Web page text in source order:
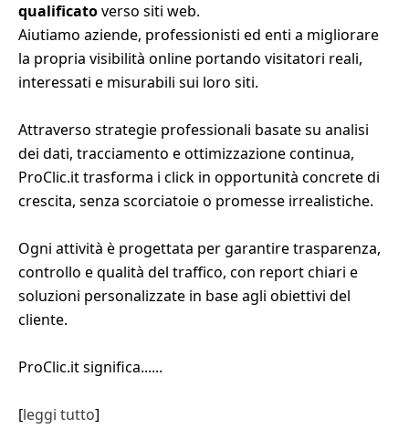
qualificatoverso siti web.
Aiutiamo aziende, professionisti ed enti a migliorare
la propria visibilità online portando visitatori reali,
interessati e misurabili sui loro siti.
Attraverso strategie professionali basate su analisi
dei dati, tracciamento e ottimizzazione continua,
ProClic.it trasforma i click in opportunità concrete di
crescita, senza scorciatoie o promesse irrealistiche.
Ogni attività è progettata per garantire trasparenza,
controllo e qualità del traffico, con report chiari e
soluzioni personalizzate in base agli obiettivi del
cliente.
ProClic.it significa......
[leggi tutto]